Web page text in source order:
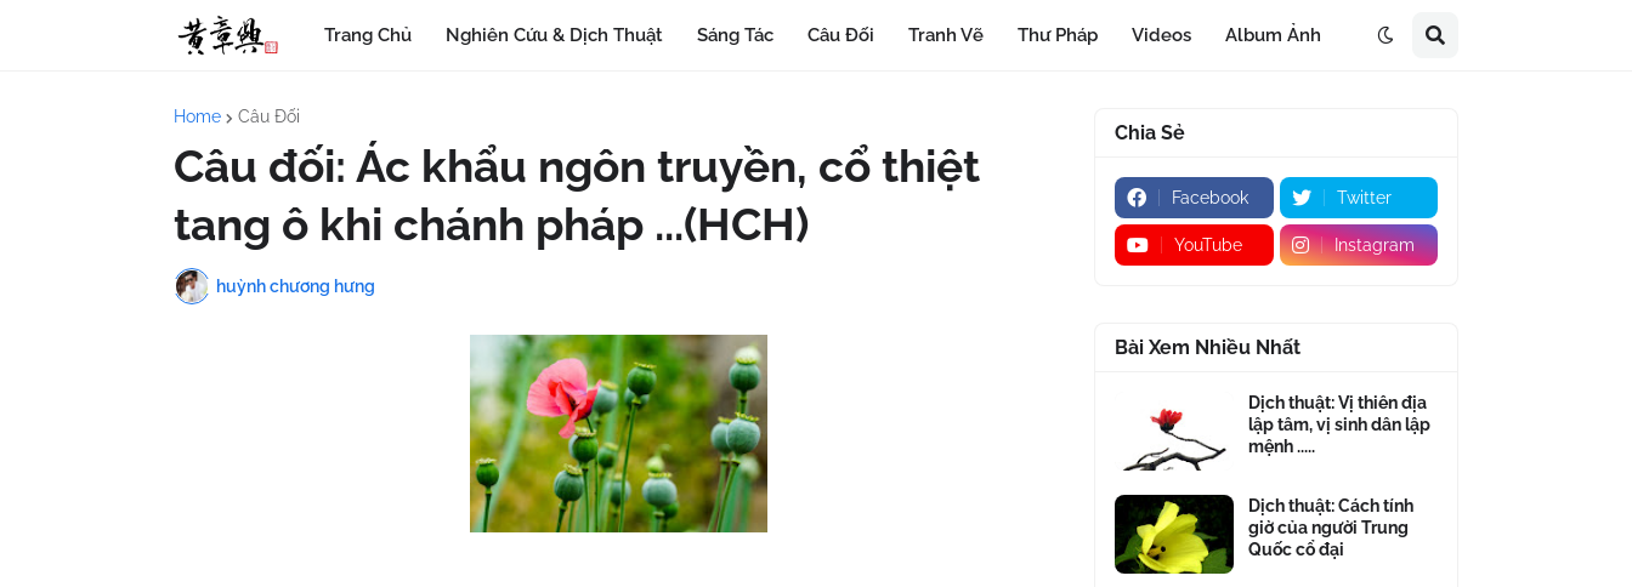
Trang Chủ Nghiên Cứu & Dịch Thuật Sáng Tác Câu Đối Tranh Vẽ Thư Pháp Videos Album Ảnh
Home Câu Đối
Câu đối: Ác khẩu ngôn truyền, cổ thiệt
tang ô khi chánh pháp ...(HCH)
huỳnh chương hưng
Chia Sẻ
Facebook Twitter
YouTube Instagram
Bài Xem Nhiều Nhất
Dịch thuật: Vị thiên địa
lập tâm, vị sinh dân lập
mệnh .....
Dịch thuật: Cách tính
giờ của người Trung
Quốc cổ đại